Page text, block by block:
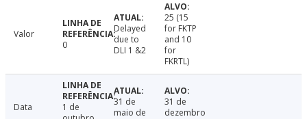
Valor
0
Delayed
due to
DLI 1 &2
25 (15
for FKTP
and 10
for
FKRTL)
Data
1 de
31 de
maio de
31 de
dezembro